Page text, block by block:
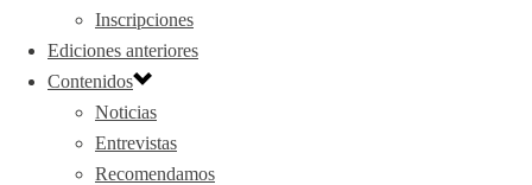
Inscripciones
Ediciones anteriores
Contenidos
Noticias
Entrevistas
Recomendamos